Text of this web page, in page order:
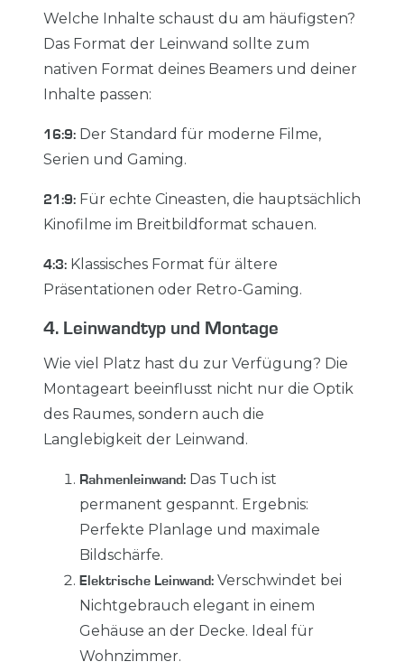
Welche Inhalte schaust du am häufigsten?
Das Format der Leinwand sollte zum
nativen Format deines Beamers und deiner
Inhalte passen:
16:9: Der Standard für moderne Filme,
Serien und Gaming.
21:9: Für echte Cineasten, die hauptsächlich
Kinofilme im Breitbildformat schauen.
4:3: Klassisches Format für ältere
Präsentationen oder Retro-Gaming.
4. Leinwandtyp und Montage
Wie viel Platz hast du zur Verfügung? Die
Montageart beeinflusst nicht nur die Optik
des Raumes, sondern auch die
Langlebigkeit der Leinwand.
Rahmenleinwand: Das Tuch ist
permanent gespannt. Ergebnis:
Perfekte Planlage und maximale
Bildschärfe.
Elektrische Leinwand: Verschwindet bei
Nichtgebrauch elegant in einem
Gehäuse an der Decke. Ideal für
Wohnzimmer.